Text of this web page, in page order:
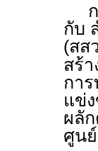
ก
กับ
(สส
สร้
กา
แข่
ผลั
ศูน